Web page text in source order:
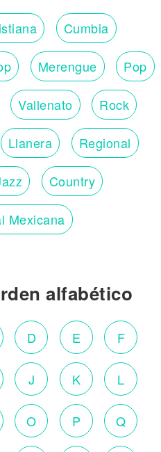
Cumbia
Merengue Pop
Vallenato Rock
Llanera Regional
Country
Mexicana
alfabético
D E F
J K L
O P Q